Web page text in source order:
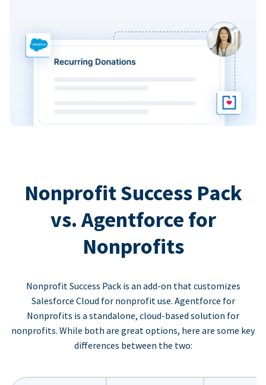
Nonprofit Success Pack
vs. Agentforce for
Nonprofits
Nonprofit Success Pack is an add-on that customizes
Salesforce Cloud for nonprofit use. Agentforce for
Nonprofits is a standalone, cloud-based solution for
nonprofits. While both are great options, here are some key
differences between the two: